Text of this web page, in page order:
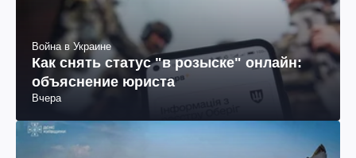
Война в Украине
Как снять статус "в розыске" онлайн:
объяснение юриста
Вчера